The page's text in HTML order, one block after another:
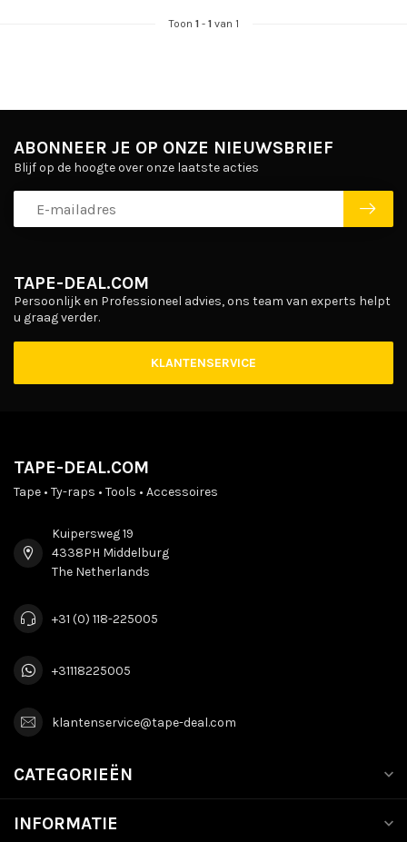
Toon 1- 1van 1
TAPE-DEAL.COM
Persoonlijk en Professioneel advies, ons team van experts helpt
u graag verder.
KLANTENSERVICE
ABONNEER JE OP ONZE NIEUWSBRIEF
Blijf op de hoogte over onze laatste acties
TAPE-DEAL.COM
Tape • Ty-raps • Tools • Accessoires
Kuipersweg 19
4338PH Middelburg
The Netherlands
+31 (0) 118-225005
+31118225005
klantenservice@tape-deal.com
CATEGORIEËN
INFORMATIE